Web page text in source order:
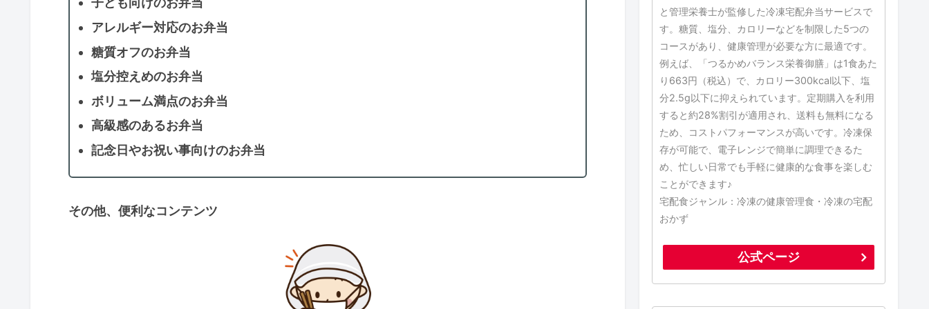
アレルギー対応のお弁当
糖質オフのお弁当
塩分控えめのお弁当
ボリューム満点のお弁当
高級感のあるお弁当
記念日やお祝い事向けのお弁当
その他、便利なコンテンツ
と管理栄養士が監修した冷凍宅配弁当サービスで
す。糖質、塩分、カロリーなどを制限した5つの
コースがあり、健康管理が必要な方に最適です。
例えば、「つるかめバランス栄養御膳」は1食あた
り663円（税込）で、カロリー300kcal以下、塩
分2.5g以下に抑えられています。定期購入を利用
すると約28%割引が適用され、送料も無料になる
ため、コストパフォーマンスが高いです。冷凍保
存が可能で、電子レンジで簡単に調理できるた
め、忙しい日常でも手軽に健康的な食事を楽しむ
ことができます♪
宅配食ジャンル：冷凍の健康管理食・冷凍の宅配
おかず
公式ページ